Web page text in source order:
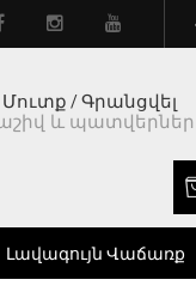
Մուտք /Գրանցվել
և պատվերներ
Լավագույն Վաճառք